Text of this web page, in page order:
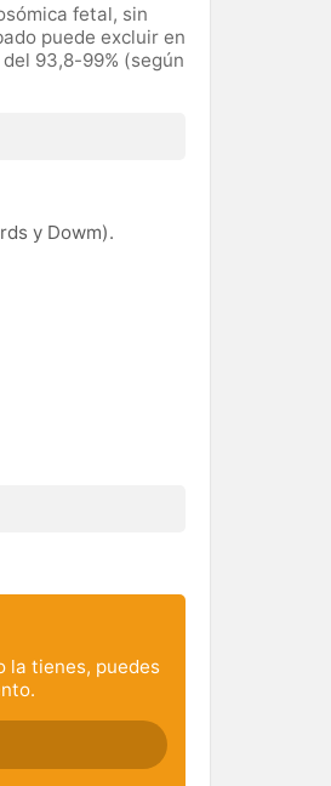
fetal, sin
puede excluir en
93,8-99% (según
y Dowm).
la tienes, puedes